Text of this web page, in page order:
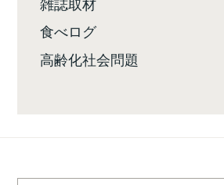
食べログ
高齢化社会問題